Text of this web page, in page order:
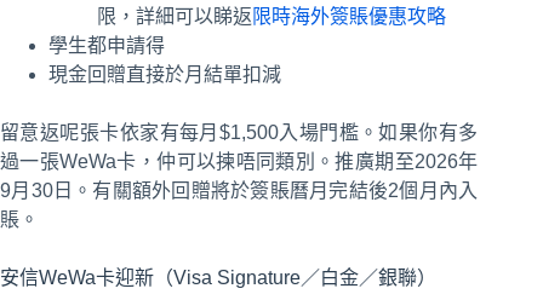
限，詳細可以睇返 限時海外簽賬優惠攻略
學生都申請得
現金回贈直接於月結單扣減
留意返呢張卡依家有每月$1,500入場門檻。如果你有多
過一張WeWa卡，仲可以揀唔同類別。推廣期至2026年
9月30日。有關額外回贈將於簽賬曆月完結後2個月內入
賬。
安信WeWa卡迎新（Visa Signature／白金／銀聯）